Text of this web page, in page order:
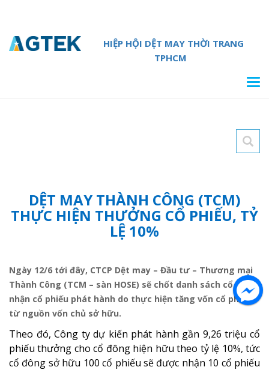
HIỆP HỘI DỆT MAY THỜI TRANG
TPHCM
DỆT MAY THÀNH CÔNG (TCM)
THỰC HIỆN THƯỞNG CỔ PHIẾU, TỶ
LỆ 10%
Ngày 12/6 tới đây, CTCP Dệt may – Đầu tư – Thương mại
Thành Công (TCM – sàn HOSE) sẽ chốt danh sách cổ đông
nhận cổ phiếu phát hành do thực hiện tăng vốn cổ phần
từ nguồn vốn chủ sở hữu.
Theo đó, Công ty dự kiến phát hành gần 9,26 triệu cổ
phiếu thưởng cho cổ đông hiện hữu theo tỷ lệ 10%, tức
cổ đông sở hữu 100 cổ phiếu sẽ được nhận 10 cổ phiếu